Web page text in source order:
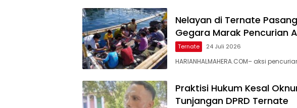
Nelayan di Ternate
Gegara Marak Pencurian
Ternate 24 Juli 2026
HARIANHALMAHERA.COM– aksi
Praktisi Hukum Kesal
Tunjangan DPRD Ternate